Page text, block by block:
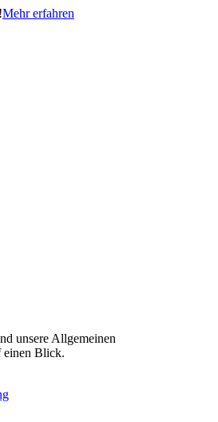
Mehr erfahren
unsere Allgemeinen
einen Blick.